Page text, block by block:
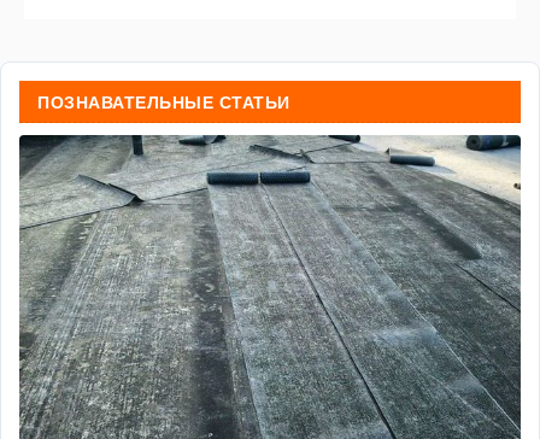
ПОЗНАВАТЕЛЬНЫЕ СТАТЬИ